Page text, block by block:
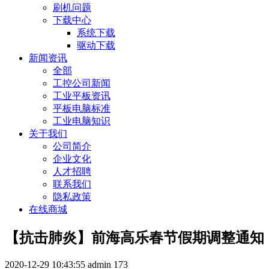
刷机问题
下载中心
系统下载
驱动下载
新闻资讯
全部
工控公司新闻
工业平板资讯
平板电脑标准
工业电脑知识
关于我们
公司简介
企业文化
人才招聘
联系我们
隐私政策
在线商城
【抗击肺炎】前海高乐春节假期调整通知
2020-12-29 10:43:55 admin 173